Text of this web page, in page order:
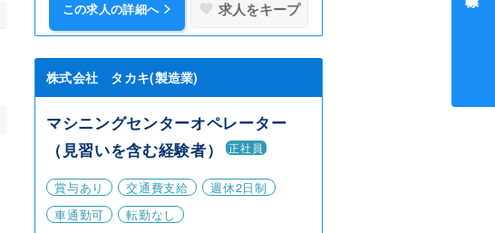
この求人の詳細へ 求人をキープ
株式会社 タカキ(製造業)
マシニングセンターオペレーター
（見習いを含む経験者）
正社員
賞与あり 交通費支給
週休2日制
車通勤可
転勤なし